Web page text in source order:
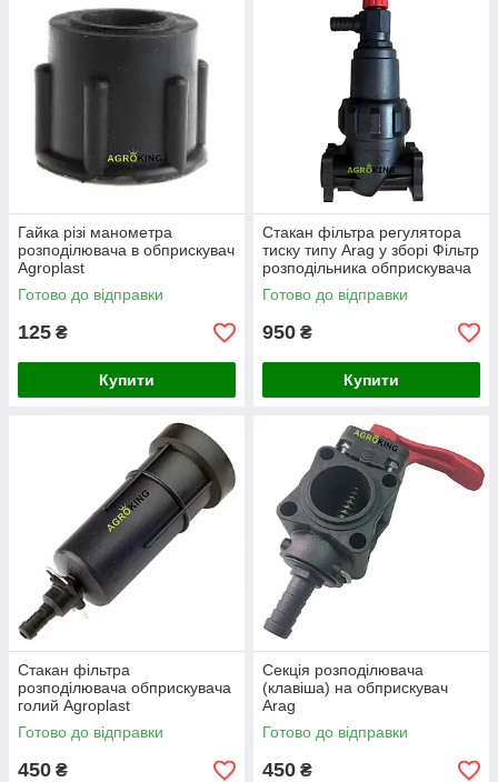
Гайка різі манометра
розподілювача в обприскувач
Agroplast
Готово до відправки
125 ₴
Купити
Стакан фільтра регулятора
тиску типу Arag у зборі Фільтр
розподільника обприскувача
в зборі Араг
Готово до відправки
950 ₴
Купити
Стакан фільтра
розподілювача обприскувача
голий Agroplast
Готово до відправки
450 ₴
Секція розподілювача
(клавіша) на обприскувач
Arag
Готово до відправки
450 ₴